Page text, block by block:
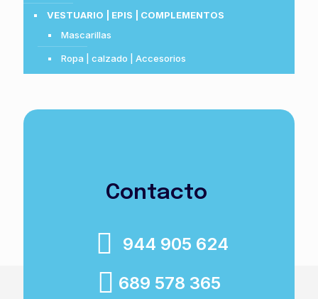
VESTUARIO | EPIS | COMPLEMENTOS
Mascarillas
Ropa | calzado | Accesorios
Contacto
944 905 624
689 578 365